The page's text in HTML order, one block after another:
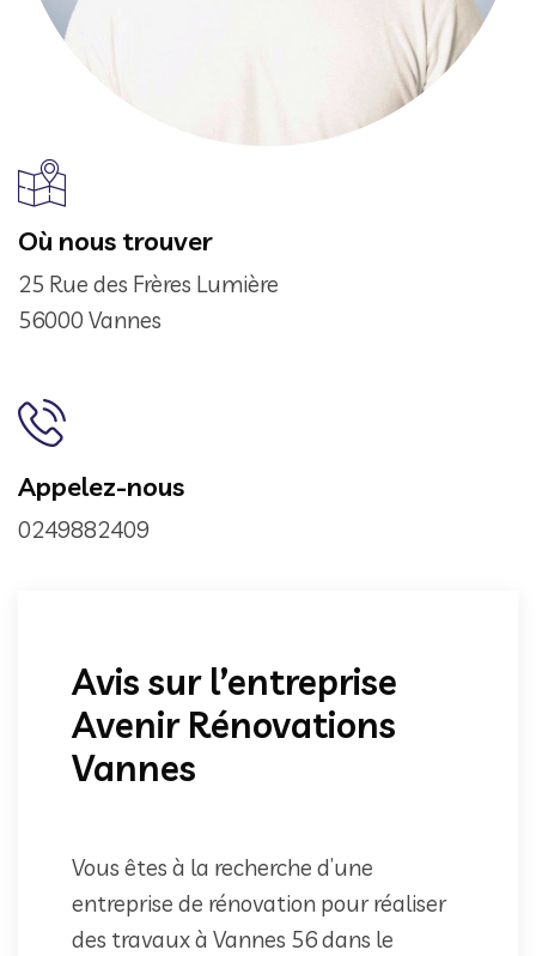
Où nous trouver
25 Rue des Frères Lumière
56000 Vannes
Appelez-nous
0249882409
Avis sur l’entreprise
Avenir Rénovations
Vannes
Vous êtes à la recherche d’une
entreprise de rénovation pour réaliser
des travaux à Vannes 56 dans le